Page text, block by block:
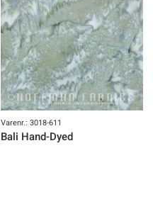
Varenr.: 3018-611
Bali Hand-Dyed